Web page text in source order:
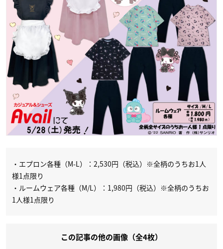
・エプロン各種（M-L）：2,530円（税込）※全柄のうちお1人
様1点限り
・ルームウェア各種（M/L）：1,980円（税込）※全柄のうちお
1人様1点限り
この記事の他の画像（全4枚）